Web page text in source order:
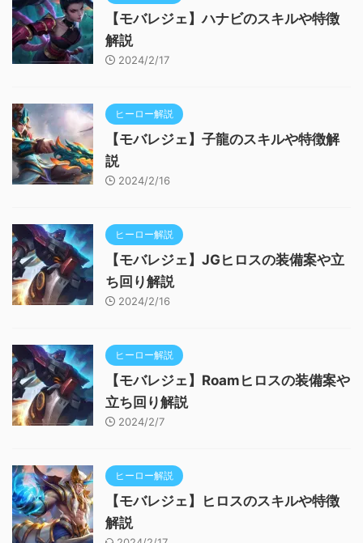
【モバレジェ】ハナビのスキルや特徴
解説
2024/2/17
ヒーロー解説
【モバレジェ】子龍のスキルや特徴解
説
2024/2/16
ヒーロー解説
【モバレジェ】JGヒロスの装備案や立
ち回り解説
2024/2/16
ヒーロー解説
【モバレジェ】Roamヒロスの装備案や
立ち回り解説
2024/2/7
ヒーロー解説
【モバレジェ】ヒロスのスキルや特徴
解説